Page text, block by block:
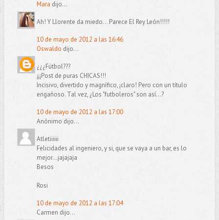
Mara dijo...
Ah! Y Llorente da miedo... Parece El Rey León!!!!!
10 de mayo de 2012 a las 16:46
Oswaldo dijo...
¿¿¿Fútbol???
¡¡¡Post de puras CHICAS!!!
Incisivo, divertido y magnífico, ¡claro! Pero con un título
engañoso. Tal vez, ¿Los "futboleros" son así...?
10 de mayo de 2012 a las 17:00
Anónimo dijo...
Atletiiiiii
Felicidades al ingeniero, y si, que se vaya a un bar, es lo
mejor...jajajaja
Besos
Rosi
10 de mayo de 2012 a las 17:04
Carmen dijo...